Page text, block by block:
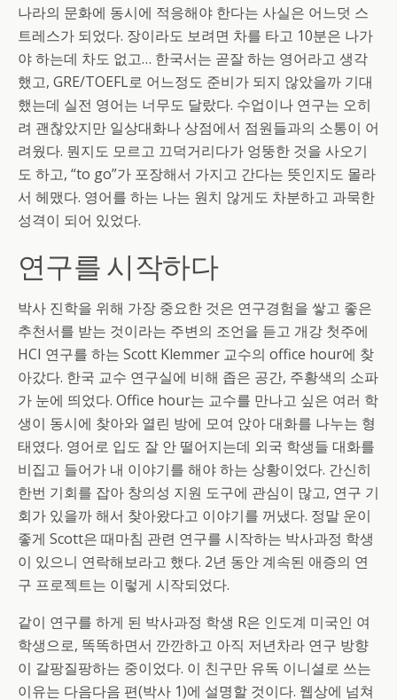
나라의 문화에 동시에 적응해야 한다는 사실은 어느덧 스
트레스가 되었다. 장이라도 보려면 차를 타고 10분은 나가
야 하는데 차도 없고… 한국서는 곧잘 하는 영어라고 생각
했고, GRE/TOEFL로 어느정도 준비가 되지 않았을까 기대
했는데 실전 영어는 너무도 달랐다. 수업이나 연구는 오히
려 괜찮았지만 일상대화나 상점에서 점원들과의 소통이 어
려웠다. 뭔지도 모르고 끄덕거리다가 엉뚱한 것을 사오기
도 하고, “to go”가 포장해서 가지고 간다는 뜻인지도 몰라
서 헤맸다. 영어를 하는 나는 원치 않게도 차분하고 과묵한
성격이 되어 있었다.
연구를 시작하다
박사 진학을 위해 가장 중요한 것은 연구경험을 쌓고 좋은
추천서를 받는 것이라는 주변의 조언을 듣고 개강 첫주에
HCI 연구를 하는 Scott Klemmer 교수의 office hour에 찾
아갔다. 한국 교수 연구실에 비해 좁은 공간, 주황색의 소파
가 눈에 띄었다. Office hour는 교수를 만나고 싶은 여러 학
생이 동시에 찾아와 열린 방에 모여 앉아 대화를 나누는 형
태였다. 영어로 입도 잘 안 떨어지는데 외국 학생들 대화를
비집고 들어가 내 이야기를 해야 하는 상황이었다. 간신히
한번 기회를 잡아 창의성 지원 도구에 관심이 많고, 연구 기
회가 있을까 해서 찾아왔다고 이야기를 꺼냈다. 정말 운이
좋게 Scott은 때마침 관련 연구를 시작하는 박사과정 학생
이 있으니 연락해보라고 했다. 2년 동안 계속된 애증의 연
구 프로젝트는 이렇게 시작되었다.
같이 연구를 하게 된 박사과정 학생 R은 인도계 미국인 여
학생으로, 똑똑하면서 깐깐하고 아직 저년차라 연구 방향
이 갈팡질팡하는 중이었다. 이 친구만 유독 이니셜로 쓰는
이유는 다음다음 편(박사 1)에 설명할 것이다. 웹상에 넘쳐